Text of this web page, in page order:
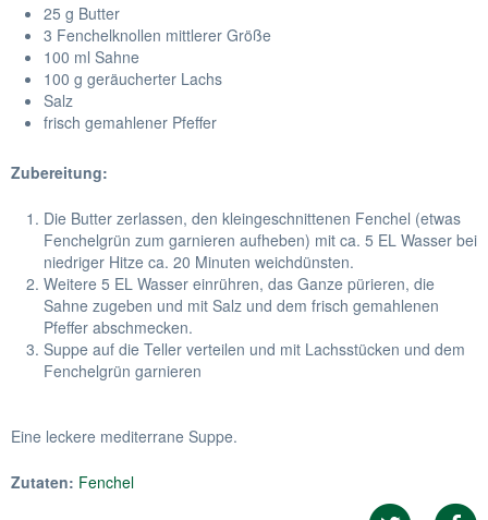
25 g Butter
3 Fenchelknollen mittlerer Größe
100 ml Sahne
100 g geräucherter Lachs
Salz
frisch gemahlener Pfeffer
Zubereitung:
Die Butter zerlassen, den kleingeschnittenen Fenchel (etwas
Fenchelgrün zum garnieren aufheben) mit ca. 5 EL Wasser bei
niedriger Hitze ca. 20 Minuten weichdünsten.
Weitere 5 EL Wasser einrühren, das Ganze pürieren, die
Sahne zugeben und mit Salz und dem frisch gemahlenen
Pfeffer abschmecken.
Suppe auf die Teller verteilen und mit Lachsstücken und dem
Fenchelgrün garnieren
Eine leckere mediterrane Suppe.
Zutaten: Fenchel